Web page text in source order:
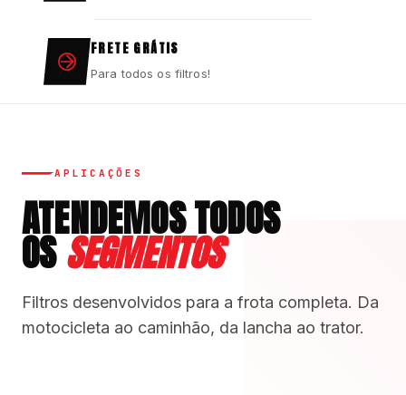
FRETE GRÁTIS
Para todos os filtros!
APLICAÇÕES
ATENDEMOS TODOS
OSSEGMENTOS
Filtros desenvolvidos para a frota completa. Da
motocicleta ao caminhão, da lancha ao trator.